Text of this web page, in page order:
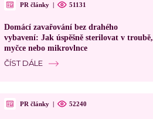
PR články | 51131
Domácí zavařování bez drahého
vybavení: Jak úspěšně sterilovat v troubě,
myčce nebo mikrovlnce
ČÍST DÁLE
PR články | 52240